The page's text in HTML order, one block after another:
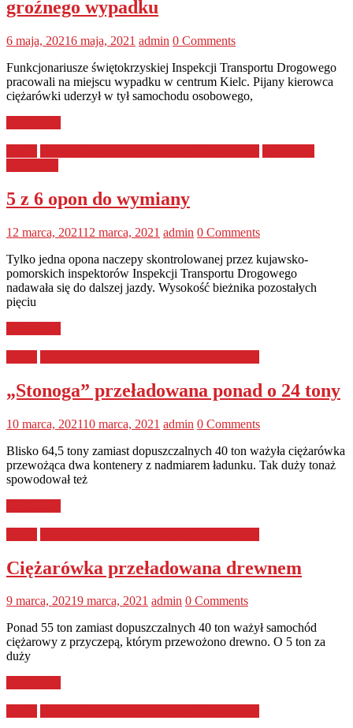
groźnego wypadku
6 maja, 20216 maja, 2021 admin 0 Comments
Funkcjonariusze świętokrzyskiej Inspekcji Transportu Drogowego
pracowali na miejscu wypadku w centrum Kielc. Pijany kierowca
ciężarówki uderzył w tył samochodu osobowego,
5 z 6 opon do wymiany
12 marca, 202112 marca, 2021 admin 0 Comments
Tylko jedna opona naczepy skontrolowanej przez kujawsko-
pomorskich inspektorów Inspekcji Transportu Drogowego
nadawała się do dalszej jazdy. Wysokość bieżnika pozostałych
pięciu
„Stonoga” przeładowana ponad o 24 tony
10 marca, 202110 marca, 2021 admin 0 Comments
Blisko 64,5 tony zamiast dopuszczalnych 40 ton ważyła ciężarówka
przewożąca dwa kontenery z nadmiarem ładunku. Tak duży tonaż
spowodował też
Ciężarówka przeładowana drewnem
9 marca, 20219 marca, 2021 admin 0 Comments
Ponad 55 ton zamiast dopuszczalnych 40 ton ważył samochód
ciężarowy z przyczepą, którym przewożono drewno. O 5 ton za
duży